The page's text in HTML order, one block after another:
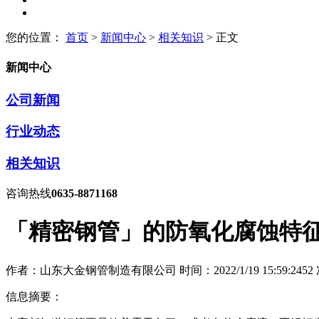
您的位置： 首页 > 新闻中心 > 相关知识 > 正文
新闻中心
公司新闻
行业动态
相关知识
咨询热线0635-8871168
「精密钢管」的防氧化腐蚀特
作者：山东大金钢管制造有限公司 时间：2022/1/19 15:59:2452
信息摘要：